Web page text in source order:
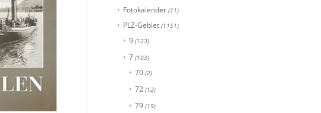
Fotokalender (11)
PLZ-Gebiet (1151)
9 (123)
7 (103)
70 (2)
72 (12)
79 (19)